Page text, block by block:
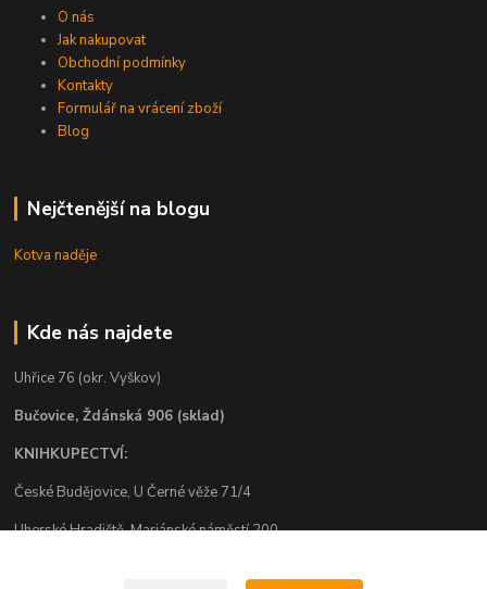
O nás
Jak nakupovat
Obchodní podmínky
Kontakty
Formulář na vrácení zboží
Blog
Nejčtenější na blogu
Kotva naděje
Kde nás najdete
Uhřice 76 (okr. Vyškov)
Bučovice, Ždánská 906 (sklad)
KNIHKUPECTVÍ:
České Budějovice, U Černé věže 71/4
Uherské Hradiště, Mariánské náměstí 200